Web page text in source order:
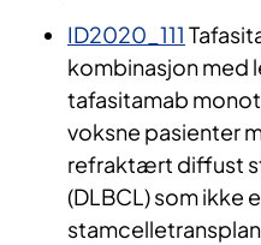
ID2020_111
kombinasjon med
tafasitamab
voksne pasienter
refraktært diffust
(DLBCL) som ikke